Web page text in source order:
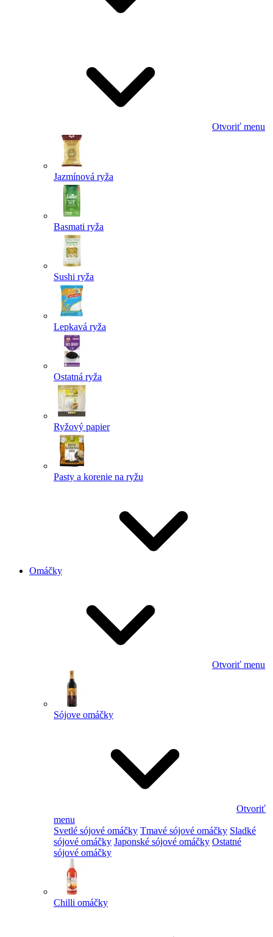
Otvoriť menu
Jazmínová ryža
Basmati ryža
Sushi ryža
Lepkavá ryža
Ostatná ryža
Ryžový papier
Pasty a korenie na ryžu
Omáčky
Otvoriť menu
Sójove omáčky
Otvoriť
menu
Svetlé sójové omáčky Tmavé sójové omáčky Sladké
sójové omáčky Japonské sójové omáčky Ostatné
sójové omáčky
Chilli omáčky